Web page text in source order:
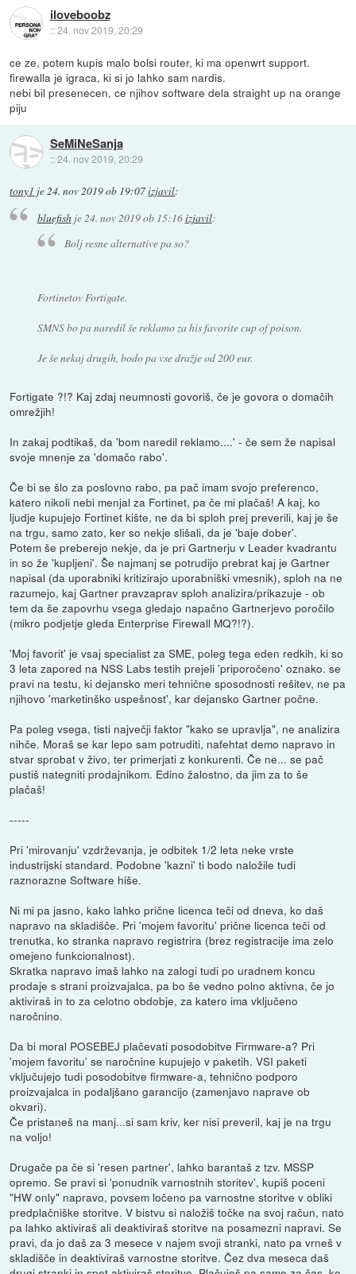
iloveboobz
::24. nov 2019, 20:29
ce ze, potem kupis malo bolsi router, ki ma openwrt support.
firewalla je igraca, ki si jo lahko sam nardis.
nebi bil presenecen, ce njihov software dela straight up na orange
piju
SeMiNeSanja
::24. nov 2019, 20:29
tony1 je24. nov 2019 ob 19:07izjavil:
bluefishje 24. nov 2019 ob 15:16izjavil:
Bolj resne alternative pa so?
Fortinetov Fortigate.
SMNS bo pa naredil še reklamo za his favorite cup of poison.
Je še nekaj drugih, bodo pa vse dražje od 200 eur.
Fortigate ?!? Kaj zdaj neumnosti govoriš, če je govora o domačih
omrežjih!
In zakaj podtikaš, da 'bom naredil reklamo....' - če sem že napisal
svoje mnenje za 'domačo rabo'.
Če bi se šlo za poslovno rabo, pa pač imam svojo preferenco,
katero nikoli nebi menjal za Fortinet, pa če mi plačaš! A kaj, ko
ljudje kupujejo Fortinet kište, ne da bi sploh prej preverili, kaj je še
na trgu, samo zato, ker so nekje slišali, da je 'baje dober'.
Potem še preberejo nekje, da je pri Gartnerju v Leader kvadrantu
in so že 'kupljeni'. Še najmanj se potrudijo prebrat kaj je Gartner
napisal (da uporabniki kritizirajo uporabniški vmesnik), sploh na ne
razumejo, kaj Gartner pravzaprav sploh analizira/prikazuje - ob
tem da še zapovrhu vsega gledajo napačno Gartnerjevo poročilo
(mikro podjetje gleda Enterprise Firewall MQ?!?).
'Moj favorit' je vsaj specialist za SME, poleg tega eden redkih, ki so
3 leta zapored na NSS Labs testih prejeli 'priporočeno' oznako. se
pravi na testu, ki dejansko meri tehnične sposodnosti rešitev, ne pa
njihovo 'marketinško uspešnost', kar dejansko Gartner počne.
Pa poleg vsega, tisti največji faktor "kako se upravlja", ne analizira
nihče. Moraš se kar lepo sam potruditi, nafehtat demo napravo in
stvar sprobat v živo, ter primerjati z konkurenti. Če ne... se pač
pustiš nategniti prodajnikom. Edino žalostno, da jim za to še
plačaš!
-----
Pri 'mirovanju' vzdrževanja, je odbitek 1/2 leta neke vrste
industrijski standard. Podobne 'kazni' ti bodo naložile tudi
raznorazne Software hiše.
Ni mi pa jasno, kako lahko prične licenca teči od dneva, ko daš
napravo na skladišče. Pri 'mojem favoritu' prične licenca teči od
trenutka, ko stranka napravo registrira (brez registracije ima zelo
omejeno funkcionalnost).
Skratka napravo imaš lahko na zalogi tudi po uradnem koncu
prodaje s strani proizvajalca, pa bo še vedno polno aktivna, če jo
aktiviraš in to za celotno obdobje, za katero ima vključeno
naročnino.
Da bi moral POSEBEJ plačevati posodobitve Firmware-a? Pri
'mojem favoritu' se naročnine kupujejo v paketih. VSI paketi
vključujejo tudi posodobitve firmware-a, tehnično podporo
proizvajalca in podaljšano garancijo (zamenjavo naprave ob
okvari).
Če pristaneš na manj...si sam kriv, ker nisi preveril, kaj je na trgu
na voljo!
Drugače pa če si 'resen partner', lahko barantaš z tzv. MSSP
opremo. Se pravi si 'ponudnik varnostnih storitev', kupiš poceni
"HW only" napravo, povsem ločeno pa varnostne storitve v obliki
predplačniške storitve. V bistvu si naložiš točke na svoj račun, nato
pa lahko aktiviraš ali deaktiviraš storitve na posamezni napravi. Se
pravi, da jo daš za 3 mesece v najem svoji stranki, nato pa vrneš v
skladišče in deaktiviraš varnostne storitve. Čez dva meseca daš